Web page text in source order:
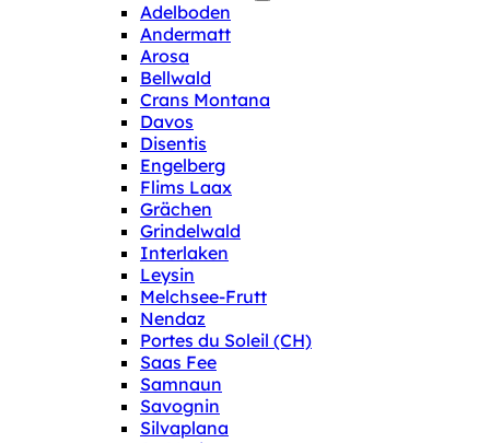
Adelboden
Andermatt
Arosa
Bellwald
Crans Montana
Davos
Disentis
Engelberg
Flims Laax
Grächen
Grindelwald
Interlaken
Leysin
Melchsee-Frutt
Nendaz
Portes du Soleil (CH)
Saas Fee
Samnaun
Savognin
Silvaplana